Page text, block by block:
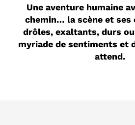
Une aventure humaine
chemin… la scène et ses
drôles, exaltants, durs
myriade de sentiments et
attend.